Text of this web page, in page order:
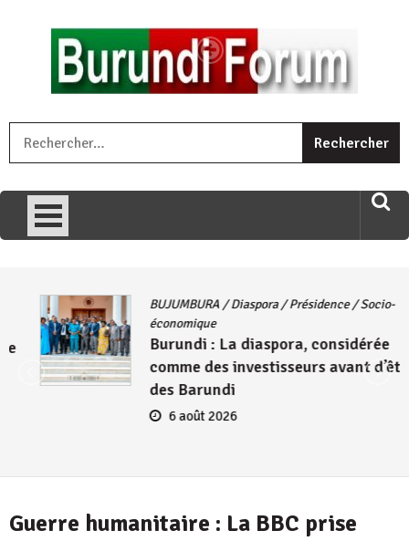
umariye umuryango wawe canke igihugu cakwibarutse .Wewe
uri ngaha ndagusigiye iki kibazo : Uriko ukora iki kugira ngo
BUJUMBURA/Diaspora/Présidence/Socio-
économique
Burundi : La diaspora, considérée
comme des investisseurs avant d’être
des Barundi
6 août 2026
Guerre humanitaire : La BBC prise